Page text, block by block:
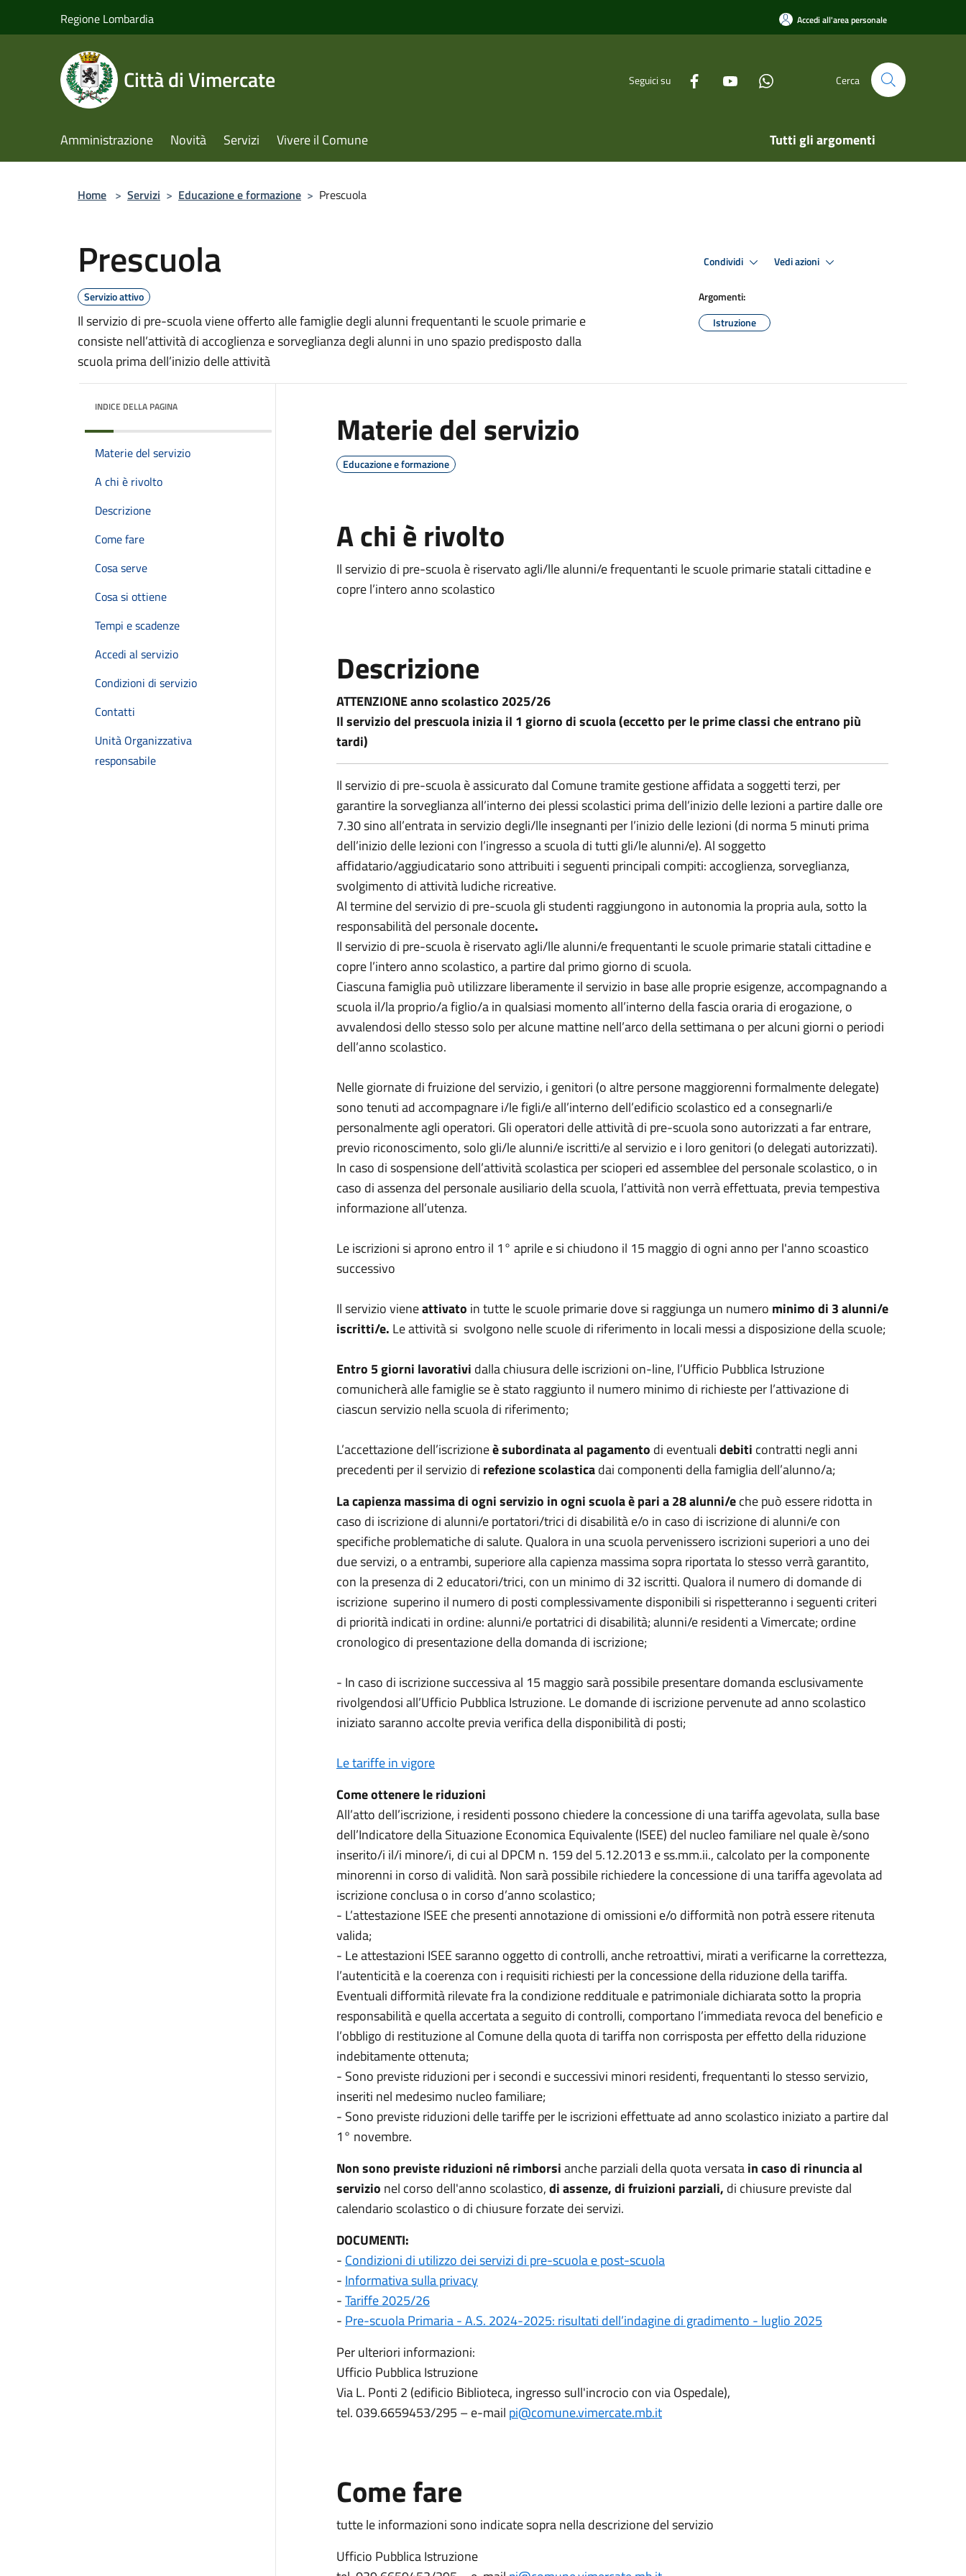
Regione Lombardia Accedi all'area personale
Città di Vimercate Seguici su Cerca
Amministrazione Novità Servizi Vivere il Comune Tutti gli argomenti
Home > Servizi > Educazione e formazione > Prescuola
Prescuola
Servizio attivo
Il servizio di pre-scuola viene offerto alle famiglie degli alunni frequentanti le scuole primarie e
consiste nell’attività di accoglienza e sorveglianza degli alunni in uno spazio predisposto dalla
scuola prima dell’inizio delle attività
Condividi Vedi azioni
Argomenti:
Istruzione
INDICE DELLA PAGINA
Materie del servizio
A chi è rivolto
Descrizione
Come fare
Cosa serve
Cosa si ottiene
Tempi e scadenze
Accedi al servizio
Condizioni di servizio
Contatti
Unità Organizzativa
responsabile
Materie del servizio
Educazione e formazione
A chi è rivolto
Il servizio di pre-scuola è riservato agli/lle alunni/e frequentanti le scuole primarie statali cittadine e
copre l’intero anno scolastico
Descrizione
ATTENZIONE anno scolastico 2025/26
Il servizio del prescuola inizia il 1 giorno di scuola (eccetto per le prime classi che entrano più
tardi)
Il servizio di pre-scuola è assicurato dal Comune tramite gestione affidata a soggetti terzi, per
garantire la sorveglianza all’interno dei plessi scolastici prima dell’inizio delle lezioni a partire dalle ore
7.30 sino all’entrata in servizio degli/lle insegnanti per l’inizio delle lezioni (di norma 5 minuti prima
dell’inizio delle lezioni con l’ingresso a scuola di tutti gli/le alunni/e). Al soggetto
affidatario/aggiudicatario sono attribuiti i seguenti principali compiti: accoglienza, sorveglianza,
svolgimento di attività ludiche ricreative.
Al termine del servizio di pre-scuola gli studenti raggiungono in autonomia la propria aula, sotto la
responsabilità del personale docente.
Il servizio di pre-scuola è riservato agli/lle alunni/e frequentanti le scuole primarie statali cittadine e
copre l’intero anno scolastico, a partire dal primo giorno di scuola.
Ciascuna famiglia può utilizzare liberamente il servizio in base alle proprie esigenze, accompagnando a
scuola il/la proprio/a figlio/a in qualsiasi momento all’interno della fascia oraria di erogazione, o
avvalendosi dello stesso solo per alcune mattine nell’arco della settimana o per alcuni giorni o periodi
dell’anno scolastico.
Nelle giornate di fruizione del servizio, i genitori (o altre persone maggiorenni formalmente delegate)
sono tenuti ad accompagnare i/le figli/e all’interno dell’edificio scolastico ed a consegnarli/e
personalmente agli operatori. Gli operatori delle attività di pre-scuola sono autorizzati a far entrare,
previo riconoscimento, solo gli/le alunni/e iscritti/e al servizio e i loro genitori (o delegati autorizzati).
In caso di sospensione dell’attività scolastica per scioperi ed assemblee del personale scolastico, o in
caso di assenza del personale ausiliario della scuola, l’attività non verrà effettuata, previa tempestiva
informazione all’utenza.
Le iscrizioni si aprono entro il 1° aprile e si chiudono il 15 maggio di ogni anno per l'anno scoastico
successivo
Il servizio vieneattivato in tutte le scuole primarie dove si raggiunga un numero minimo di 3 alunni/e
iscritti/e. Le attività si svolgono nelle scuole di riferimento in locali messi a disposizione della scuole;
Entro 5 giorni lavorativi dalla chiusura delle iscrizioni on-line, l’Ufficio Pubblica Istruzione
comunicherà alle famiglie se è stato raggiunto il numero minimo di richieste per l’attivazione di
ciascun servizio nella scuola di riferimento;
L’accettazione dell’iscrizioneè subordinata al pagamento di eventualidebiti contratti negli anni
precedenti per il servizio di refezione scolasticadai componenti della famiglia dell’alunno/a;
La capienza massima di ogni servizio in ogni scuola è pari a 28 alunni/eche può essere ridotta in
caso di iscrizione di alunni/e portatori/trici di disabilità e/o in caso di iscrizione di alunni/e con
specifiche problematiche di salute. Qualora in una scuola pervenissero iscrizioni superiori a uno dei
due servizi, o a entrambi, superiore alla capienza massima sopra riportata lo stesso verrà garantito,
con la presenza di 2 educatori/trici, con un minimo di 32 iscritti. Qualora il numero di domande di
iscrizione superino il numero di posti complessivamente disponibili si rispetteranno i seguenti criteri
di priorità indicati in ordine: alunni/e portatrici di disabilità; alunni/e residenti a Vimercate; ordine
cronologico di presentazione della domanda di iscrizione;
- In caso di iscrizione successiva al 15 maggio sarà possibile presentare domanda esclusivamente
rivolgendosi all’Ufficio Pubblica Istruzione. Le domande di iscrizione pervenute ad anno scolastico
iniziato saranno accolte previa verifica della disponibilità di posti;
Le tariffe in vigore
Come ottenere le riduzioni
All’atto dell’iscrizione, i residenti possono chiedere la concessione di una tariffa agevolata, sulla base
dell’Indicatore della Situazione Economica Equivalente (ISEE) del nucleo familiare nel quale è/sono
inserito/i il/i minore/i, di cui al DPCM n. 159 del 5.12.2013 e ss.mm.ii., calcolato per la componente
minorenni in corso di validità. Non sarà possibile richiedere la concessione di una tariffa agevolata ad
iscrizione conclusa o in corso d’anno scolastico;
- L’attestazione ISEE che presenti annotazione di omissioni e/o difformità non potrà essere ritenuta
valida;
- Le attestazioni ISEE saranno oggetto di controlli, anche retroattivi, mirati a verificarne la correttezza,
l’autenticità e la coerenza con i requisiti richiesti per la concessione della riduzione della tariffa.
Eventuali difformità rilevate fra la condizione reddituale e patrimoniale dichiarata sotto la propria
responsabilità e quella accertata a seguito di controlli, comportano l’immediata revoca del beneficio e
l’obbligo di restituzione al Comune della quota di tariffa non corrisposta per effetto della riduzione
indebitamente ottenuta;
- Sono previste riduzioni per i secondi e successivi minori residenti, frequentanti lo stesso servizio,
inseriti nel medesimo nucleo familiare;
- Sono previste riduzioni delle tariffe per le iscrizioni effettuate ad anno scolastico iniziato a partire dal
1° novembre.
Non sono previste riduzioni né rimborsianche parziali della quota versatain caso di rinuncia al
servizio nel corso dell'anno scolastico,di assenze, di fruizioni parziali, di chiusure previste dal
calendario scolastico o di chiusure forzate dei servizi.
DOCUMENTI:
- Condizioni di utilizzo dei servizi di pre-scuola e post-scuola
- Informativa sulla privacy
-Tariffe 2025/26
- Pre-scuola Primaria - A.S. 2024-2025: risultati dell’indagine di gradimento - luglio 2025
Per ulteriori informazioni:
Ufficio Pubblica Istruzione
Via L. Ponti 2 (edificio Biblioteca, ingresso sull'incrocio con via Ospedale),
tel. 039.6659453/295 – e-mail pi@comune.vimercate.mb.it
Come fare
tutte le informazioni sono indicate sopra nella descrizione del servizio
Ufficio Pubblica Istruzione